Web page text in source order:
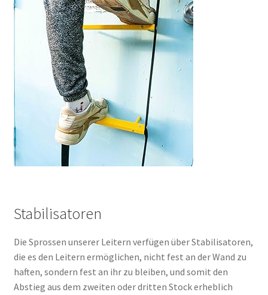
Stabilisatoren
Die Sprossen unserer Leitern verfügen über Stabilisatoren,
die es den Leitern ermöglichen, nicht fest an der Wand zu
haften, sondern fest an ihr zu bleiben, und somit den
Abstieg aus dem zweiten oder dritten Stock erheblich